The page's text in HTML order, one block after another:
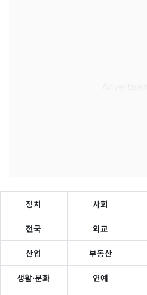
정치 사회
전국 외교
산업 부동산
생활·문화 연예